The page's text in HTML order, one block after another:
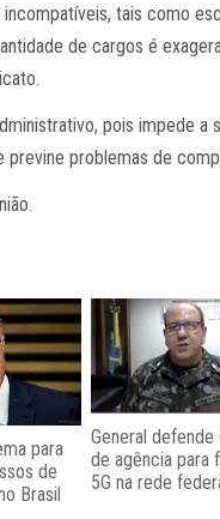
tais como
de cargos é
pois impede a
problemas de
para
de
Brasil
General defende
de agência para
5G na rede